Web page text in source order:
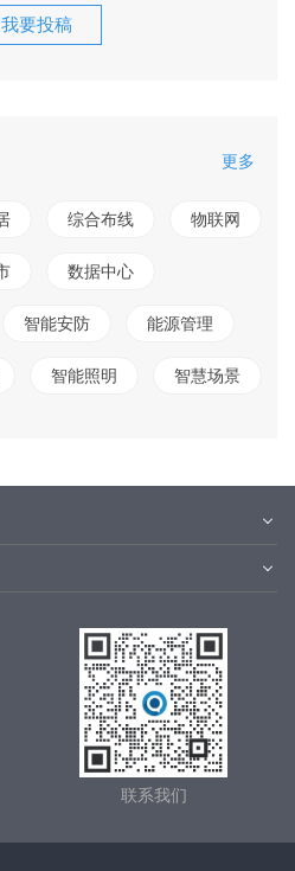
我要投稿
更多
综合布线 物联网
数据中心
智能安防 能源管理
智能照明 智慧场景
集成商优选
联系我们